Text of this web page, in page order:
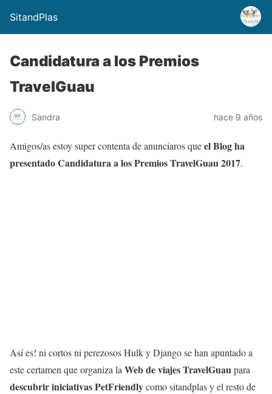
SitandPlas
Candidatura a los Premios
TravelGuau
Sandra hace 9 años
Amigos/as estoy super contenta de anunciaros queel Blog ha
presentado Candidatura a los Premios TravelGuau 2017.
Así es! ni cortos ni perezosos Hulk y Django se han apuntado a
este certamen que organiza la Web de viajes TravelGuaupara
descubrir iniciativas PetFriendlycomo sitandplas y el resto de